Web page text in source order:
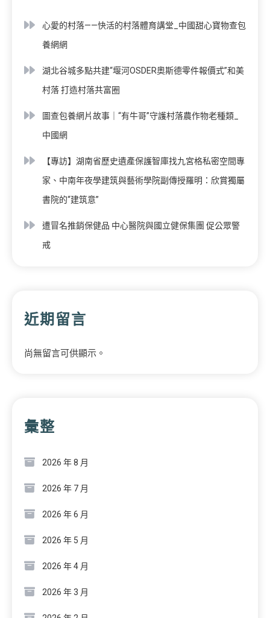
心愛的村落——快活的村落體育講堂_中國甜心寶物查包
養網網
湖北谷城多點共建“堰河OSDER奧斯德零件報價式”和美
村落 打造村落共富圈
圖查包養網片故事｜“有牛哥”守護村落農作物老種類_
中國網
【專訪】湖南省歷史遺產保護智庫找九宮格私密空間專
家、中南年夜學建筑與藝術學院副傳授羅明：欣賞獨屬
書院的“建筑意”
遭冒名推銷保健品 中心醫院與國立健保集團 促公眾警
戒
近期留言
尚無留言可供顯示。
彙整
2026 年 8 月
2026 年 7 月
2026 年 6 月
2026 年 5 月
2026 年 4 月
2026 年 3 月